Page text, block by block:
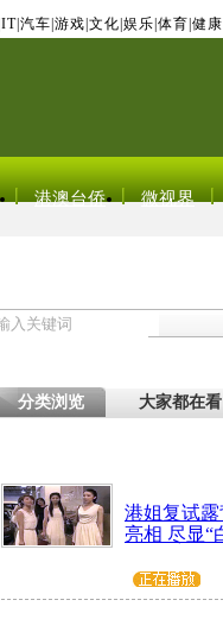
IT| 汽车 游戏 文化 娱乐 体育 健康
港澳台侨 微视界
分类浏览 大家都在看
港姐复试
亮相 尽显“